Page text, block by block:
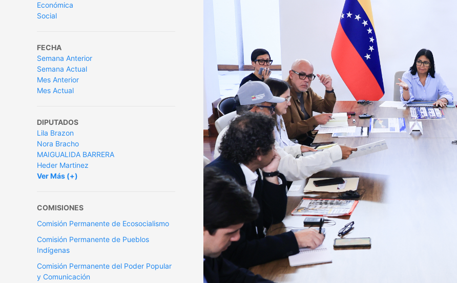
Económica
Social
FECHA
Semana Anterior
Semana Actual
Mes Anterior
Mes Actual
DIPUTADOS
Lila Brazon
Nora Bracho
MAIGUALIDA BARRERA
Heder Martinez
Ver Más (+)
COMISIONES
Comisión Permanente de Ecosocialismo
Comisión Permanente de Pueblos
Indígenas
Comisión Permanente del Poder Popular
y Comunicación